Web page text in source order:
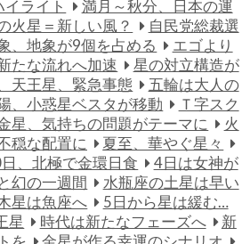
ライト
満月～秋分、日本の運
火星＝新しい風？
自民党総裁選
、地象が9個を占める
エゴより
たな流れへ加速
星の対立構造が
天王星、緊急事態
五輪は大人の
、小惑星ベスタが移動
Ｔ字スク
星、気持ちの問題がテーマに
火
穏な配置に
夏至、華やぐ星々
、北極で金環日食
4日は女神が
幻の一週間
水瓶座の土星は早い
星は魚座へ
5日から星は緩む…
星
時代は新たなフェーズへ
新